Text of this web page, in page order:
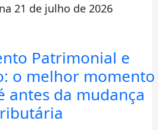
21 de julho de 2026
Patrimonial e
o melhor momento
antes da mudança